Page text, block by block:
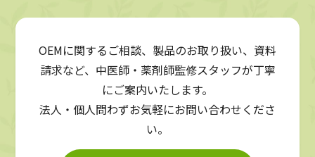
OEMに関するご相談、製品のお取り扱い、資料
請求など、中医師・薬剤師監修スタッフが丁寧
にご案内いたします。
法人・個人問わずお気軽にお問い合わせくださ
い。